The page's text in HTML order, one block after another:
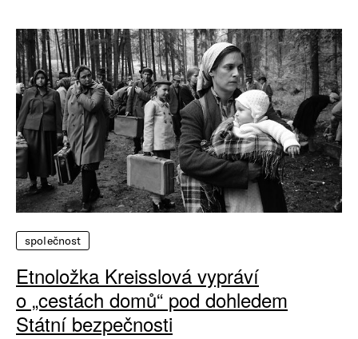
společnost
Etnoložka Kreisslová vypráví
o „cestách domů“ pod dohledem
Státní bezpečnosti